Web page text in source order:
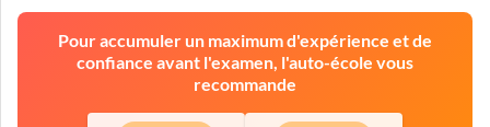
Pour accumuler un maximum d'expérience et de
confiance avant l'examen, l'auto-école vous
recommande